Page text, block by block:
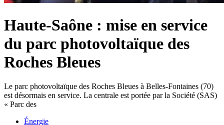
Haute-Saône : mise en service
du parc photovoltaïque des
Roches Bleues
Le parc photovoltaïque des Roches Bleues à Belles-Fontaines (70)
est désormais en service. La centrale est portée par la Société (SAS)
« Parc des
Énergie